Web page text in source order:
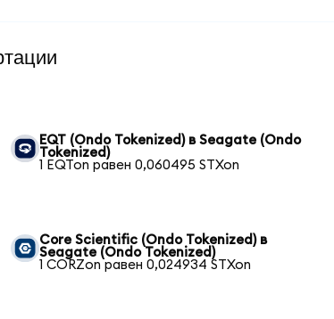
EQT (Ondo Tokenized) в Seagate (Ondo
Tokenized)
1 EQTon равен 0,060495 STXon
Core Scientific (Ondo Tokenized) в
Seagate (Ondo Tokenized)
1 CORZon равен 0,024934 STXon